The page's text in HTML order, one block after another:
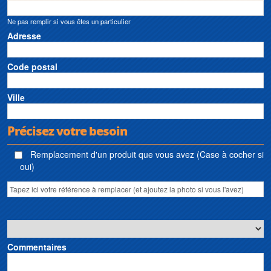
Ne pas remplir si vous êtes un particulier
Adresse
Code postal
Ville
Précisez votre besoin
Remplacement d'un produit que vous avez (Case à cocher si
oui)
Commentaires